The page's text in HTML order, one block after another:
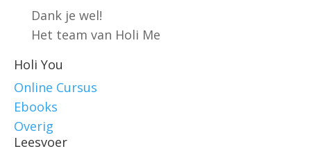
Dank je wel!
Het team van Holi Me
Holi You
Online Cursus
Ebooks
Overig
Leesvoer